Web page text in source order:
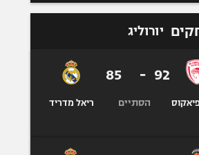
כדורעף
שחייה
אגרוף
ספורט אולימפי
יורוליג
92
-
85
הסתיים ריאל מדריד